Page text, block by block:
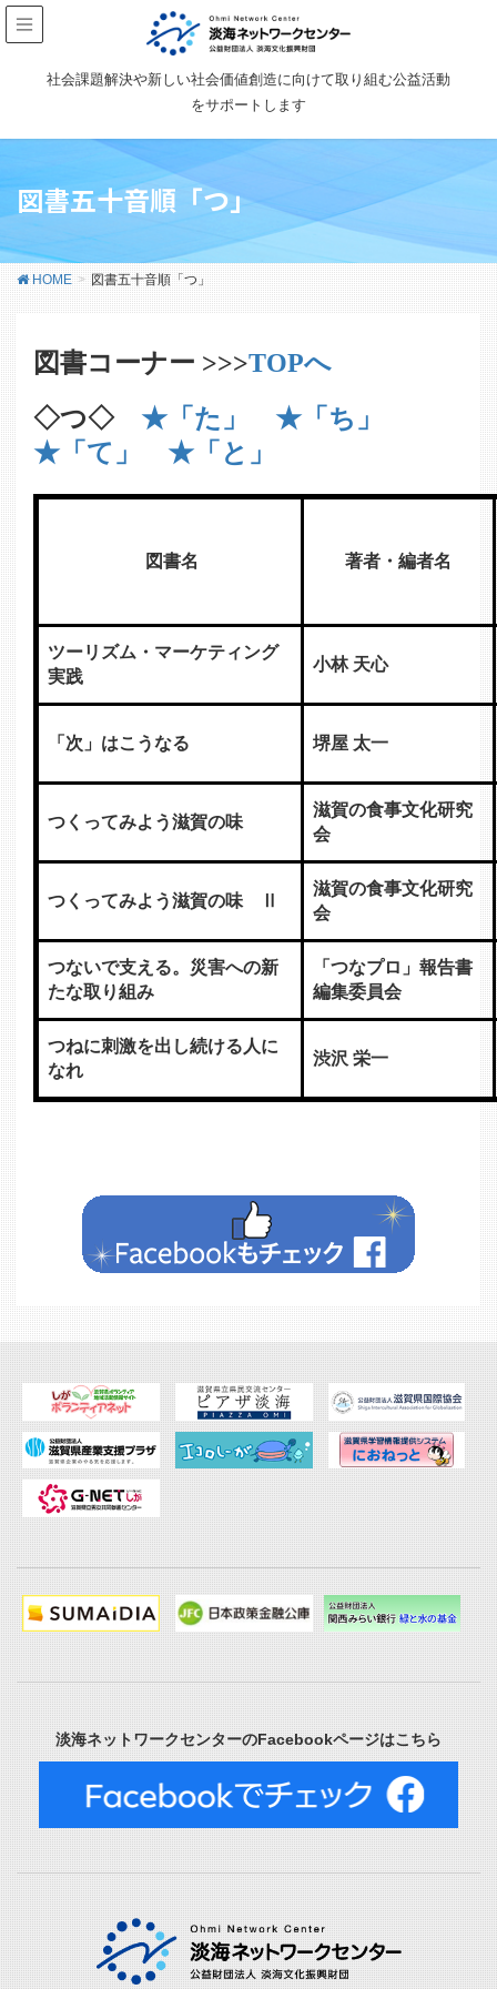
社会課題解決や新しい社会価値創造に向けて取り組む公益活動
をサポートします
図書五十音順「つ」
HOME 図書五十音順「つ」
図書コーナー >>>TOPへ
◇つ◇ ★「た」
★「ち」
★「て」
★「と」
図書名 著者・編者名
ツーリズム・マーケティング
実践
小林 天心
「次」はこうなる 堺屋 太一
つくってみよう滋賀の味
滋賀の食事文化研究
会
つくってみよう滋賀の味 Ⅱ
滋賀の食事文化研究
会
つないで支える。災害への新
たな取り組み
「つなプロ」報告書
編集委員会
つねに刺激を出し続ける人に
なれ
渋沢 栄一
淡海ネットワークセンターのFacebookページはこちら